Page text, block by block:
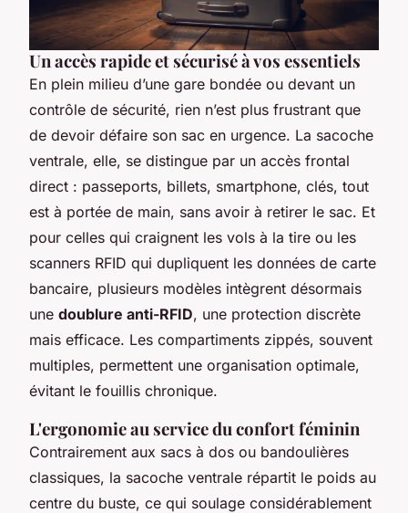
Un accès rapide et sécurisé à vos essentiels
En plein milieu d’une gare bondée ou devant un
contrôle de sécurité, rien n’est plus frustrant que
de devoir défaire son sac en urgence. La sacoche
ventrale, elle, se distingue par un accès frontal
direct : passeports, billets, smartphone, clés, tout
est à portée de main, sans avoir à retirer le sac. Et
pour celles qui craignent les vols à la tire ou les
scanners RFID qui dupliquent les données de carte
bancaire, plusieurs modèles intègrent désormais
une doublure anti-RFID, une protection discrète
mais efficace. Les compartiments zippés, souvent
multiples, permettent une organisation optimale,
évitant le fouillis chronique.
L'ergonomie au service du confort féminin
Contrairement aux sacs à dos ou bandoulières
classiques, la sacoche ventrale répartit le poids au
centre du buste, ce qui soulage considérablement